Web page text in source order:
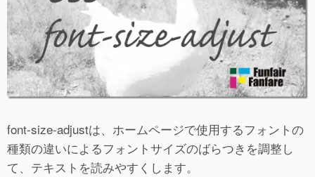
font-size-adjustは、ホームページで使用するフォントの
種類の違いによるフォントサイズのばらつきを調整し
て、テキストを読みやすくします。